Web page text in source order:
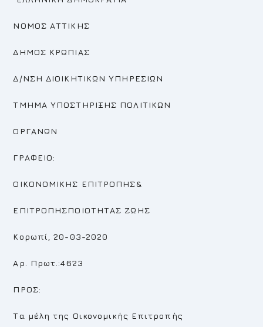
ΝΟΜΟΣ ΑΤΤΙΚΗΣ
ΔΗΜΟΣ ΚΡΩΠΙΑΣ
Δ/ΝΣΗ ΔΙΟΙΚΗΤΙΚΩΝ ΥΠΗΡΕΣΙΩΝ
ΤΜΗΜΑ ΥΠΟΣΤΗΡΙΞΗΣ ΠΟΛΙΤΙΚΩΝ
ΟΡΓΑΝΩΝ
ΓΡΑΦΕΙΟ:
ΟΙΚΟΝΟΜΙΚΗΣ ΕΠΙΤΡΟΠΗΣ&
ΕΠΙΤΡΟΠΗΣΠΟΙΟΤΗΤΑΣ ΖΩΗΣ
Κορωπί, 20-03-2020
Αρ. Πρωτ.:4623
ΠΡΟΣ:
Τα μέλη της Οικονομικής Επιτροπής